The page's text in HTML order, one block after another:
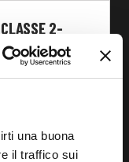
una buona
il traffico sui
2-